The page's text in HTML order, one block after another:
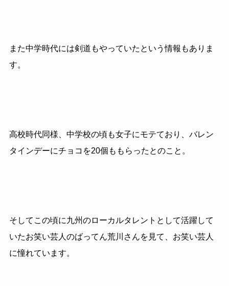
また中学時代には剣道もやっていたという情報もありま
す。
高校時代同様、中学校の頃も女子にモテており、バレン
タインデーにチョコを20個ももらったとのこと。
そしてこの頃に九州のローカルタレントとして活躍して
いたお笑い芸人のばってん荒川さんを見て、お笑い芸人
に憧れています。